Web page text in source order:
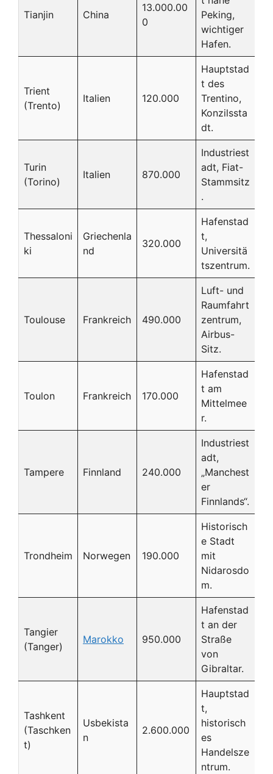
Tianjin China
13.000.00
0
Peking,
wichtiger
Hafen.
Trient
(Trento)
Italien 120.000
Hauptstad
t des
Trentino,
Konzilssta
dt.
Turin
(Torino)
Italien 870.000
Industriest
adt, Fiat-
Stammsitz
.
Thessaloni
ki
Griechenla
nd
320.000
Hafenstad
t,
Universitä
tszentrum.
Toulouse Frankreich 490.000
Luft- und
Raumfahrt
zentrum,
Airbus-
Sitz.
Toulon Frankreich 170.000
Hafenstad
t am
Mittelmee
r.
Tampere Finnland 240.000
Industriest
adt,
„Manchest
er
Finnlands“.
Trondheim Norwegen 190.000
Historisch
e Stadt
mit
Nidarosdo
m.
Tangier
(Tanger)
Marokko 950.000
Hafenstad
t an der
Straße
von
Gibraltar.
Tashkent
(Taschken
t)
Usbekista
n
2.600.000
Hauptstad
t,
historisch
es
Handelsze
ntrum.